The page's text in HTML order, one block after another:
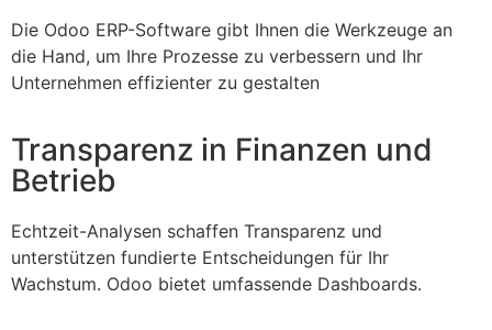
Die Odoo ERP-Software gibt Ihnen die Werkzeuge an
die Hand, um Ihre Prozesse zu verbessern und Ihr
Unternehmen effizienter zu gestalten
Transparenz in Finanzen und
Betrieb
Echtzeit-Analysen schaffen Transparenz und
unterstützen fundierte Entscheidungen für Ihr
Wachstum. Odoo bietet umfassende Dashboards.